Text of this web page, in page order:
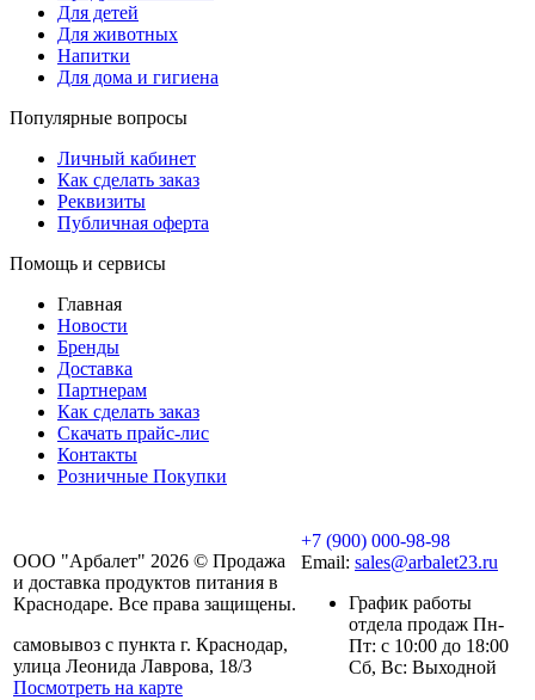
Для детей
Для животных
Напитки
Для дома и гигиена
Популярные вопросы
Личный кабинет
Как сделать заказ
Реквизиты
Публичная оферта
Помощь и сервисы
Главная
Новости
Бренды
Доставка
Партнерам
Как сделать заказ
Скачать прайс-лис
Контакты
Розничные Покупки
ООО "Арбалет" 2026 © Продажа
и доставка продуктов питания в
Краснодаре. Все права защищены.
самовывоз с пункта г. Краснодар,
улица Леонида Лаврова, 18/3
Посмотреть на карте
+7 (900) 000-98-98
Email: sales@arbalet23.ru
График работы
отдела продаж Пн-
Пт: с 10:00 до 18:00
Сб, Вс: Выходной